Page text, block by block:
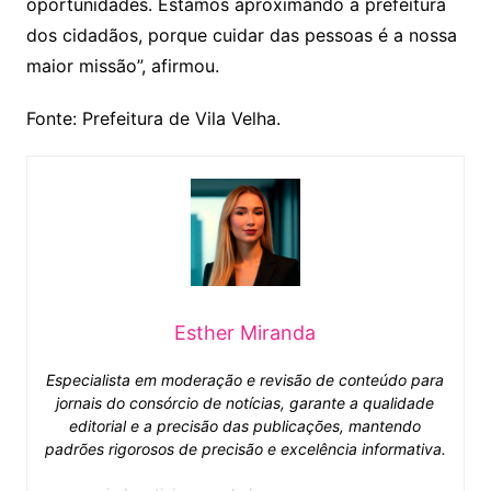
oportunidades. Estamos aproximando a prefeitura
dos cidadãos, porque cuidar das pessoas é a nossa
maior missão”, afirmou.
Fonte: Prefeitura de Vila Velha.
Esther Miranda
Especialista em moderação e revisão de conteúdo para
jornais do consórcio de notícias, garante a qualidade
editorial e a precisão das publicações, mantendo
padrões rigorosos de precisão e excelência informativa.